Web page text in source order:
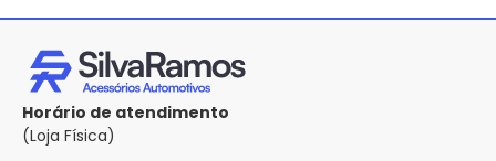
Horário de atendimento
(Loja Física)